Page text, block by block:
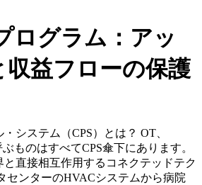
ログラム：アッ
収益フローの保護
システム（CPS）とは？ OT、
ものはすべてCPS傘下にあります。
と直接相互作用するコネクテッドテク
センターのHVACシステムから病院